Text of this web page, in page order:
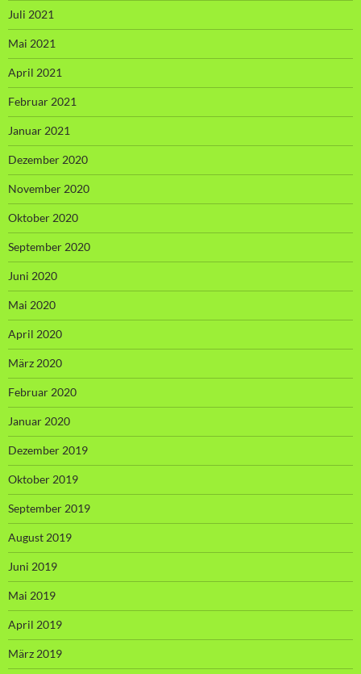
Juli 2021
Mai 2021
April 2021
Februar 2021
Januar 2021
Dezember 2020
November 2020
Oktober 2020
September 2020
Juni 2020
Mai 2020
April 2020
März 2020
Februar 2020
Januar 2020
Dezember 2019
Oktober 2019
September 2019
August 2019
Juni 2019
Mai 2019
April 2019
März 2019